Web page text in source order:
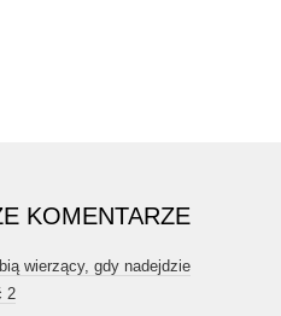
KOMENTARZE
wierzący, gdy nadejdzie
2